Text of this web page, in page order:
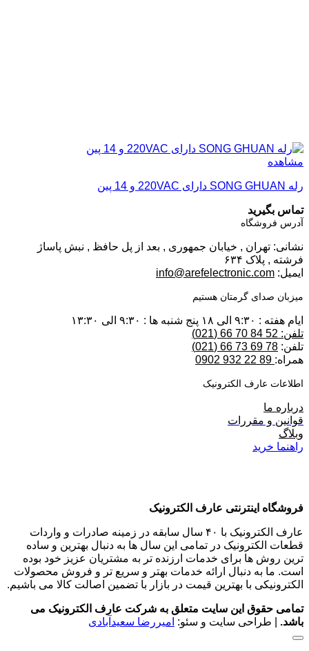
مشاهده
رله SONG GHUAN دارای 220VAC و 14 پین
تماس بگیرید
آدرس فروشگاه
نشانی: تهران , خیابان جمهوری , بعد از پل حافظ , نبش پاساژ
فرشته , پلاک ۶۳۴
ایمیل: info@arefelectronic.com
میزبان صدای گرمتان هستیم
ایام هفته : ۹:۳۰ الی ۱۸ پنج شنبه ها : ۹:۳۰ الی ۱۳:۳۰
تلفن: 52 84 70 66 (021)
تلفن: 78 69 73 66 (021)
همراه:
اطلاعات عارف الکترونیک
درباره ما
قوانین و مقررات
وبلاگ
راهنما خرید
فروشگاه اینترنتی عارف الکترونیک
عارف الکترونیک با ۴۰ سال سابقه در زمینه صادرات و واردات
قطعات الکترونیک در تمامی این سال ها به دنبال بهترین و ساده
ترین روش ها برای خدمات ارزنده تر به مشتریان عزیز خود بوده
است. ما به دنبال ارائه خدمات بهتر و سریع تر و فروش محصولات
الکترونیکی با بهترین قیمت در بازار با تضمین اصالت کالا می باشیم.
تمامی حقوق این سایت متعلق به شرکت عارف الکترونیک می
باشد. | طراحی سایت و سئو: امیررضا سعیدآبادی